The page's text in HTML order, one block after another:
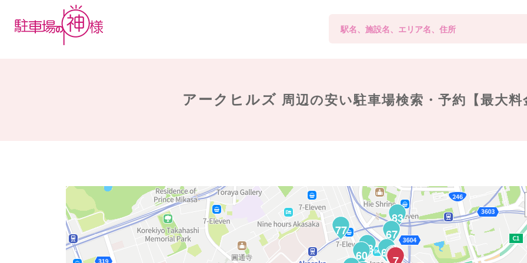
アークヒルズ 周辺の安い駐車場検索・予約【最大
83
77 67
63 61
60 56
9